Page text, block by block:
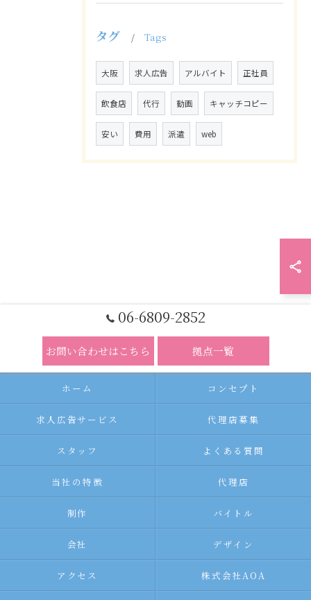
タグ Tags
大阪 求人広告 アルバイト 正社員
飲食店 代行 動画 キャッチコピー
安い 費用 派遣 web
06-6809-2852
お問い合わせはこちら 拠点一覧
ホーム コンセプト
求人広告サービス 代理店募集
スタッフ よくある質問
当社の特徴 代理店
制作 バイトル
会社 デザイン
アクセス 株式会社AOA